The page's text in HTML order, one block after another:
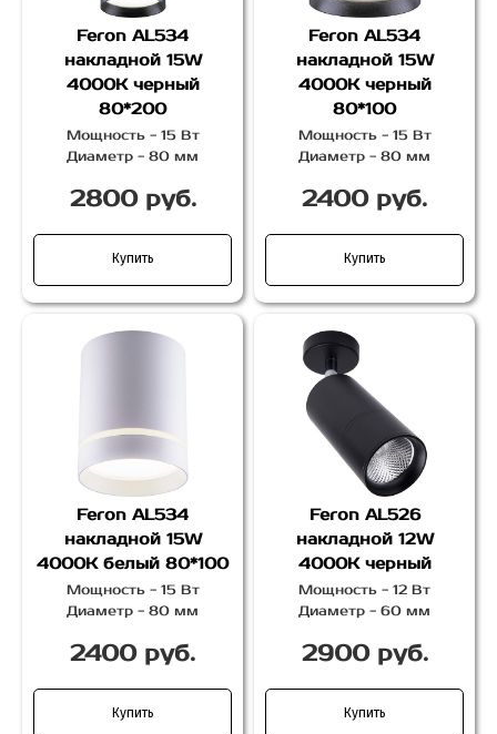
Feron AL534
накладной 15W
4000K черный
80*200
Мощность - 15 Вт
Диаметр - 80 мм
2800 руб.
Купить
Feron AL534
накладной 15W
4000K черный
80*100
Мощность - 15 Вт
Диаметр - 80 мм
2400 руб.
Купить
Feron AL534
накладной 15W
4000K белый 80*100
Мощность - 15 Вт
Диаметр - 80 мм
2400 руб.
Купить
Feron AL526
накладной 12W
4000K черный
Мощность - 12 Вт
Диаметр - 60 мм
2900 руб.
Купить